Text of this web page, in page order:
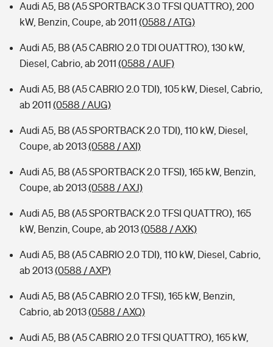
Audi A5, B8 (A5 SPORTBACK 3.0 TFSI QUATTRO), 200
kW, Benzin, Coupe, ab 2011 (0588 / ATG)
Audi A5, B8 (A5 CABRIO 2.0 TDI OUATTRO), 130 kW,
Diesel, Cabrio, ab 2011 (0588 / AUF)
Audi A5, B8 (A5 CABRIO 2.0 TDI), 105 kW, Diesel, Cabrio,
ab 2011 (0588 / AUG)
Audi A5, B8 (A5 SPORTBACK 2.0 TDI), 110 kW, Diesel,
Coupe, ab 2013(0588 / AXI)
Audi A5, B8 (A5 SPORTBACK 2.0 TFSI), 165 kW, Benzin,
Coupe, ab 2013(0588 / AXJ)
Audi A5, B8 (A5 SPORTBACK 2.0 TFSI QUATTRO), 165
kW, Benzin, Coupe, ab 2013(0588 / AXK)
Audi A5, B8 (A5 CABRIO 2.0 TDI), 110 kW, Diesel, Cabrio,
ab 2013(0588 / AXP)
Audi A5, B8 (A5 CABRIO 2.0 TFSI), 165 kW, Benzin,
Cabrio, ab 2013(0588 / AXQ)
Audi A5, B8 (A5 CABRIO 2.0 TFSI QUATTRO), 165 kW,